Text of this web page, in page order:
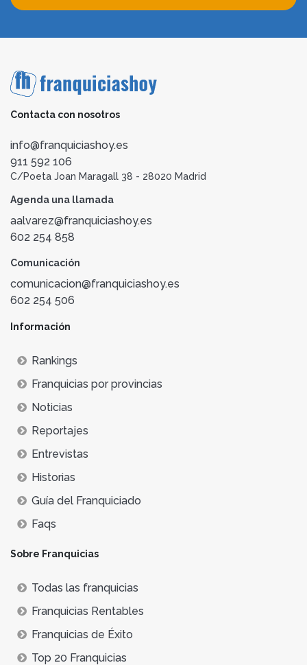
Contacta con nosotros
info@franquiciashoy.es
911 592 106
C/Poeta Joan Maragall 38 - 28020 Madrid
Agenda una llamada
aalvarez@franquiciashoy.es
602 254 858
Comunicación
comunicacion@franquiciashoy.es
602 254 506
Información
Rankings
Franquicias por provincias
Noticias
Reportajes
Entrevistas
Historias
Guía del Franquiciado
Faqs
Sobre Franquicias
Todas las franquicias
Franquicias Rentables
Franquicias de Éxito
Top 20 Franquicias